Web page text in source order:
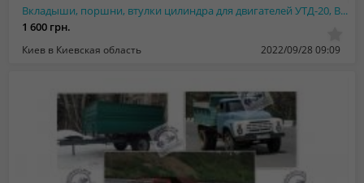
Вкладыши, поршни, втулки цилиндра для двигателей УТД-20, В46
1 600 грн.
Киев в Киевская область 2022/09/28 09:09